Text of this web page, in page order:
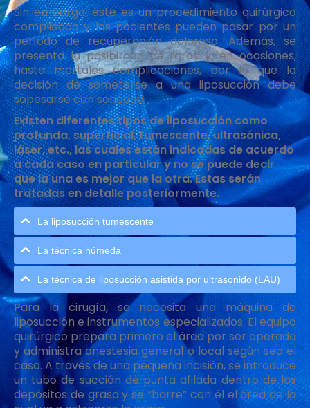
Sin embargo, éste es un procedimiento quirúrgico
complicado y los pacientes pueden pasar por un
período de recuperación doloroso. Además, se
presenta la posibilidad de raras y, en ocasiones,
hasta mortales complicaciones, por lo que la
decisión de someterse a una liposucción debe
sopesarse con seriedad.
Existen diferentes tipos de liposucción como
profunda, superficial, tumescente, ultrasónica,
láser, etc., las cuales están indicadas de acuerdo
a cada caso en particular y no se puede decir
que la una es mejor que la otra. Estas serán
tratadas en detalle posteriormente.
La liposucción tumescente
La técnica húmeda
La técnica de liposucción asistida por ultrasonido (LAU)
Para la cirugía, se necesita una máquina de
liposucción e instrumentos especializados. El equipo
quirúrgico prepara primero el área por ser operada
y administra anestesia general o local según sea el
caso. A través de una pequeña incisión, se introduce
un tubo de succión de punta afilada dentro de los
depósitos de grasa y se “barre” con él el área de la